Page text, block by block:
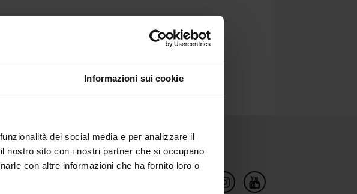
Informazioni sui cookie
dei social media e per analizzare il
nostro sito con i nostri partner che si occupano
con altre informazioni che ha fornito loro o
con Social Network